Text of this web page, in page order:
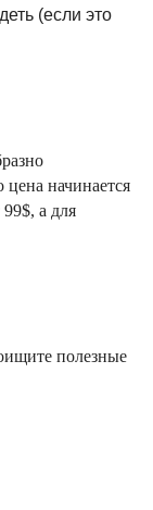
(если это
цена начинается
а для
полезные